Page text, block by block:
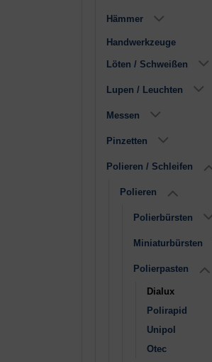
Hämmer
Handwerkzeuge
Löten / Schweißen
Lupen / Leuchten
Messen
Pinzetten
Polieren / Schleifen
Polieren
Polierbürsten
Miniaturbürsten
Polierpasten
Dialux
Polirapid
Unipol
Otec